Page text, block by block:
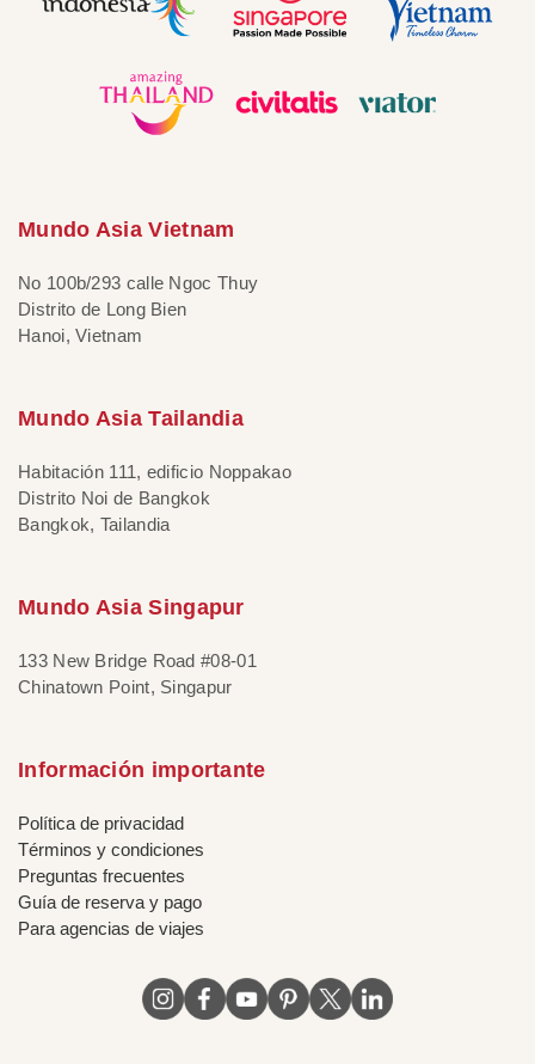
Mundo Asia Vietnam
No 100b/293 calle Ngoc Thuy
Distrito de Long Bien
Hanoi, Vietnam
Mundo Asia Tailandia
Habitación 111, edificio Noppakao
Distrito Noi de Bangkok
Bangkok, Tailandia
Mundo Asia Singapur
133 New Bridge Road #08-01
Chinatown Point, Singapur
Información importante
Política de privacidad
Términos y condiciones
Preguntas frecuentes
Guía de reserva y pago
Para agencias de viajes